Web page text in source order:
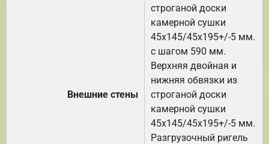
Внешние стены
строганой доски
камерной сушки
45х145/45х195+/-5 мм.
с шагом 590 мм.
Верхняя двойная и
нижняя обвязки из
строганой доски
камерной сушки
45х145/45х195+/-5 мм.
Разгрузочный ригель